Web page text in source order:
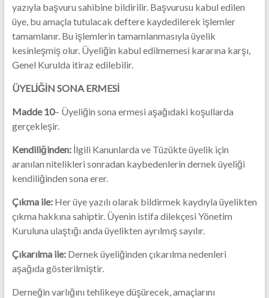
yazıyla başvuru sahibine bildirilir. Başvurusu kabul edilen
üye, bu amaçla tutulacak deftere kaydedilerek işlemler
tamamlanır. Bu işlemlerin tamamlanmasıyla üyelik
kesinleşmiş olur. Üyeliğin kabul edilmemesi kararına karşı,
Genel Kurulda itiraz edilebilir.
ÜYELİĞİN SONA ERMESİ
Madde 10– Üyeliğin sona ermesi aşağıdaki koşullarda
gerçekleşir.
Kendiliğinden:İlgili Kanunlarda ve Tüzükte üyelik için
aranılan nitelikleri sonradan kaybedenlerin dernek üyeliği
kendiliğinden sona erer.
Çıkma ile:Her üye yazılı olarak bildirmek kaydıyla üyelikten
çıkma hakkına sahiptir. Üyenin istifa dilekçesi Yönetim
Kuruluna ulaştığı anda üyelikten ayrılmış sayılır.
Çıkarılma ile:Dernek üyeliğinden çıkarılma nedenleri
aşağıda gösterilmiştir.
Derneğin varlığını tehlikeye düşürecek, amaçlarını